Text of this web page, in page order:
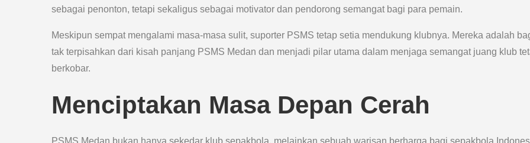
sebagai penonton, tetapi sekaligus sebagai motivator dan pendorong semangat bagi para pemain.
Meskipun sempat mengalami masa-masa sulit, suporter PSMS tetap setia mendukung klubnya. Mereka adalah
tak terpisahkan dari kisah panjang PSMS Medan dan menjadi pilar utama dalam menjaga semangat juang klub
berkobar.
Menciptakan Masa Depan Cerah
PSMS Medan bukan hanya sekedar klub sepakbola, melainkan sebuah warisan berharga bagi sepakbola